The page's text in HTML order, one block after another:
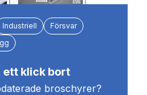
Industriell
Försvar
ett klick bort
broschyrer?